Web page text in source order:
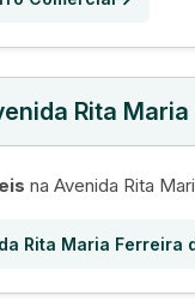
Rita
na Avenida Rita
Rita Maria Ferreira